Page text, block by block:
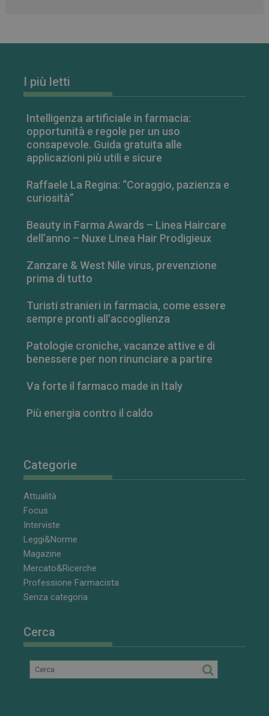
I più letti
Intelligenza artificiale in farmacia:
opportunità e regole per un uso
consapevole. Guida gratuita alle
applicazioni più utili e sicure
Raffaele La Regina: “Coraggio, pazienza e
curiosità”
Beauty in Farma Awards – Linea Haircare
dell’anno – Nuxe Linea Hair Prodigieux
Zanzare & West Nile virus, prevenzione
prima di tutto
Turisti stranieri in farmacia, come essere
sempre pronti all’accoglienza
Patologie croniche, vacanze attive e di
benessere per non rinunciare a partire
Va forte il farmaco made in Italy
Più energia contro il caldo
Categorie
Attualità
Focus
Interviste
Leggi&Norme
Magazine
Mercato&Ricerche
Professione Farmacista
Senza categoria
Cerca
_ga_RV9MB13F2Q
_ga
Google LLC
.farmamese.it
CookieScriptConsent